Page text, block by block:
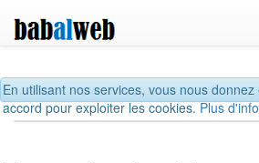
En utilisant nos services, vous nous
accord pour exploiter les cookies.Plus